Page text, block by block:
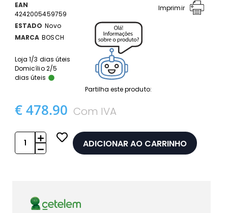
EAN
4242005459759
ESTADO Novo
MARCA BOSCH
Loja 1/3 dias úteis
Domicílio 2/5
dias úteis
Imprimir
Partilha este produto:
€ 478.90 Com IVA
ADICIONAR AO CARRINHO